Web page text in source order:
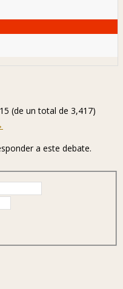
(de un total de 3,417)
a este debate.